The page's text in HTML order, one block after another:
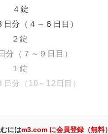
４錠
４～６日目）
２錠
～９日目）
１錠
～12日目）
にはm3.com に会員登録（無料）